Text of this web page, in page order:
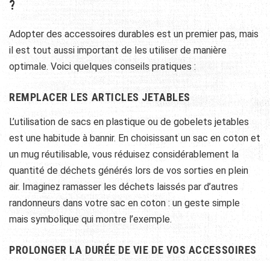
?
Adopter des accessoires durables est un premier pas, mais
il est tout aussi important de les utiliser de manière
optimale. Voici quelques conseils pratiques :
REMPLACER LES ARTICLES JETABLES
L’utilisation de sacs en plastique ou de gobelets jetables
est une habitude à bannir. En choisissant un sac en coton et
un mug réutilisable, vous réduisez considérablement la
quantité de déchets générés lors de vos sorties en plein
air. Imaginez ramasser les déchets laissés par d’autres
randonneurs dans votre sac en coton : un geste simple
mais symbolique qui montre l’exemple.
PROLONGER LA DURÉE DE VIE DE VOS ACCESSOIRES